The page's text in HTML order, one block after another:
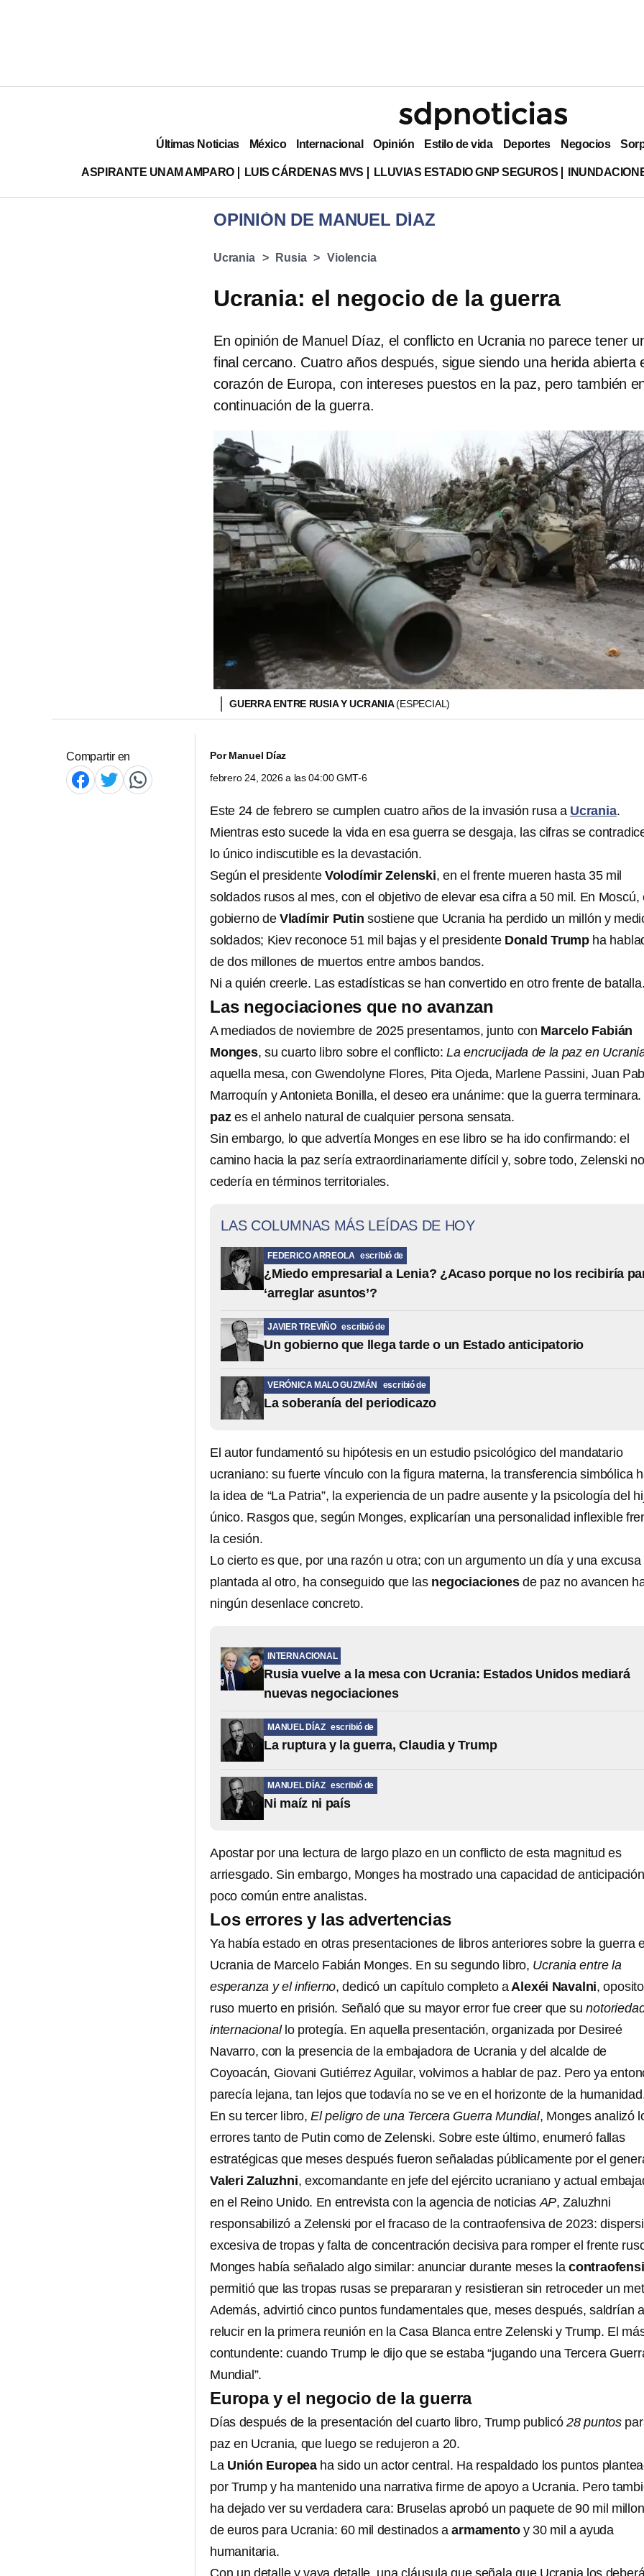
Últimas Noticias México Internacional Opinión Estilo de vida Deportes Negocios
ASPIRANTE UNAM AMPARO LUIS CÁRDENAS MVS LLUVIAS ESTADIO GNP SEGUROS
OPINIÓN DE MANUEL DÍAZ
Ucrania Rusia Violencia
Ucrania: el negocio de la guerra
En opinión de Manuel Díaz, el conflicto en Ucrania no parece tener
final cercano. Cuatro años después, sigue siendo una herida abierta
corazón de Europa, con intereses puestos en la paz, pero también
continuación de la guerra.
GUERRA ENTRE RUSIA Y UCRANIA(ESPECIAL)
Compartir en PorManuel Díaz
febrero 24, 2026 a las 04:00 GMT-6
Este 24 de febrero se cumplen cuatro años de la invasión rusa a Ucrania.
Mientras esto sucede la vida en esa guerra se desgaja, las cifras se
lo único indiscutible es la devastación.
Según el presidente Volodímir Zelenski, en el frente mueren hasta 35 mil
soldados rusos al mes, con el objetivo de elevar esa cifra a 50 mil. En Moscú,
gobierno deVladímir Putinsostiene que Ucrania ha perdido un millón y
soldados; Kiev reconoce 51 mil bajas y el presidente Donald Trump ha
de dos millones de muertos entre ambos bandos.
Ni a quién creerle. Las estadísticas se han convertido en otro frente de
Las negociaciones que no avanzan
A mediados de noviembre de 2025 presentamos, junto con Marcelo Fabián
Monges, su cuarto libro sobre el conflicto:La encrucijada de la paz en
aquella mesa, con Gwendolyne Flores, Pita Ojeda, Marlene Passini, Juan
Marroquín y Antonieta Bonilla, el deseo era unánime: que la guerra terminara.
pazes el anhelo natural de cualquier persona sensata.
Sin embargo, lo que advertía Monges en ese libro se ha ido confirmando: el
camino hacia la paz sería extraordinariamente difícil y, sobre todo, Zelenski no
cedería en términos territoriales.
LAS COLUMNAS MÁS LEÍDAS DE HOY
FEDERICO ARREOLA escribió de
¿Miedo empresarial a Lenia? ¿Acaso porque no los recibiría
‘arreglar asuntos’?
JAVIER TREVIÑO escribió de
Un gobierno que llega tarde o un Estado anticipatorio
VERÓNICA MALO GUZMÁN escribió de
La soberanía del periodicazo
El autor fundamentó su hipótesis en un estudio psicológico del mandatario
ucraniano: su fuerte vínculo con la figura materna, la transferencia simbólica
la idea de “La Patria”, la experiencia de un padre ausente y la psicología del
único. Rasgos que, según Monges, explicarían una personalidad inflexible
la cesión.
Lo cierto es que, por una razón u otra; con un argumento un día y una excusa
plantada al otro, ha conseguido que las negociacionesde paz no avancen
ningún desenlace concreto.
INTERNACIONAL
Rusia vuelve a la mesa con Ucrania: Estados Unidos mediará
nuevas negociaciones
MANUEL DÍAZ escribió de
La ruptura y la guerra, Claudia y Trump
MANUEL DÍAZ escribió de
Ni maíz ni país
Apostar por una lectura de largo plazo en un conflicto de esta magnitud es
arriesgado. Sin embargo, Monges ha mostrado una capacidad de anticipación
poco común entre analistas.
Los errores y las advertencias
Ya había estado en otras presentaciones de libros anteriores sobre la guerra
Ucrania de Marcelo Fabián Monges. En su segundo libro, Ucrania entre la
esperanza y el infierno, dedicó un capítulo completo aAlexéi Navalni,
ruso muerto en prisión. Señaló que su mayor error fue creer que su
internacionallo protegía. En aquella presentación, organizada por Desireé
Navarro, con la presencia de la embajadora de Ucrania y del alcalde de
Coyoacán, Giovani Gutiérrez Aguilar, volvimos a hablar de paz. Pero ya
parecía lejana, tan lejos que todavía no se ve en el horizonte de la
En su tercer libro,El peligro de una Tercera Guerra Mundial, Monges analizó
errores tanto de Putin como de Zelenski. Sobre este último, enumeró fallas
estratégicas que meses después fueron señaladas públicamente por el
Valeri Zaluzhni, excomandante en jefe del ejército ucraniano y actual
en el Reino Unido. En entrevista con la agencia de noticiasAP, Zaluzhni
responsabilizó a Zelenski por el fracaso de la contraofensiva de 2023:
excesiva de tropas y falta de concentración decisiva para romper el frente
Monges había señalado algo similar: anunciar durante meses la
permitió que las tropas rusas se prepararan y resistieran sin retroceder un
Además, advirtió cinco puntos fundamentales que, meses después, saldrían a
relucir en la primera reunión en la Casa Blanca entre Zelenski y Trump. El
contundente: cuando Trump le dijo que se estaba “jugando una Tercera
Mundial”.
Europa y el negocio de la guerra
Días después de la presentación del cuarto libro, Trump publicó28 puntos
paz en Ucrania, que luego se redujeron a 20.
LaUnión Europea ha sido un actor central. Ha respaldado los puntos
por Trump y ha mantenido una narrativa firme de apoyo a Ucrania. Pero
ha dejado ver su verdadera cara: Bruselas aprobó un paquete de 90 mil
de euros para Ucrania: 60 mil destinados aarmamentoy 30 mil a ayuda
humanitaria.
Con un detalle y vaya detalle, una cláusula que señala que Ucrania los